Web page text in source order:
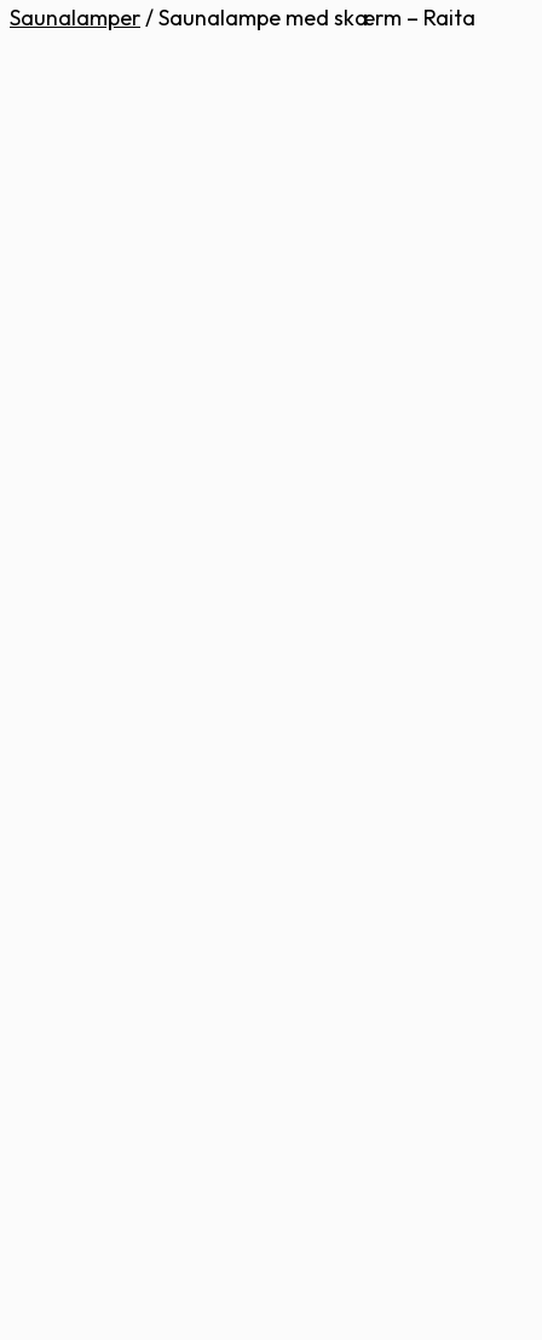
Saunalamper/Saunalampe med skærm – Raita